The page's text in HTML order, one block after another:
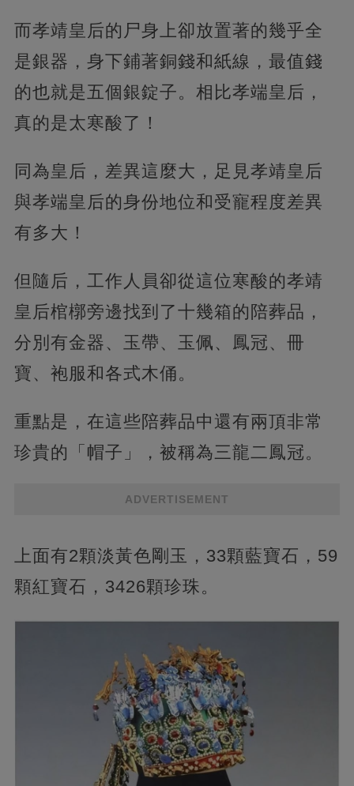
而孝靖皇后的尸身上卻放置著的幾乎全
是銀器，身下鋪著銅錢和紙線，最值錢
的也就是五個銀錠子。相比孝端皇后，
真的是太寒酸了！
同為皇后，差異這麼大，足見孝靖皇后
與孝端皇后的身份地位和受寵程度差異
有多大！
但隨后，工作人員卻從這位寒酸的孝靖
皇后棺槨旁邊找到了十幾箱的陪葬品，
分別有金器、玉帶、玉佩、鳳冠、冊
寶、袍服和各式木俑。
重點是，在這些陪葬品中還有兩頂非常
珍貴的「帽子」，被稱為三龍二鳳冠。
ADVERTISEMENT
上面有2顆淡黃色剛玉，33顆藍寶石，59
顆紅寶石，3426顆珍珠。